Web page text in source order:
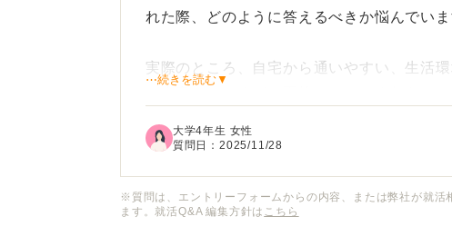
れた際、どのように答えるべきか悩んでいま
実際のところ、自宅から通いやすい、生活
希望勤務地の理由として、「地域に貢献し
裁判所事務官の採用において、希望勤務地
⋯続きを読む▼
大学4年生 女性
質問日：2025/11/28
※質問は、エントリーフォームからの内容、または弊社が就
ます。就活Q&A 編集方針は こちら